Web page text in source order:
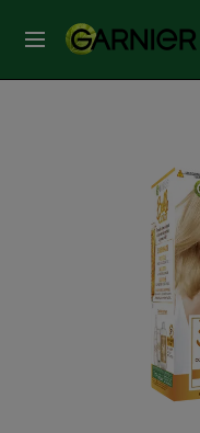
MENU
COLORATION